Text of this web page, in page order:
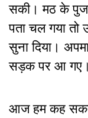
सकी। मठ के
पता चल गया
सुना दिया।
सड़क पर आ गए।
आज हम कह सकते